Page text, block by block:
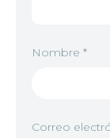
Nombre *
Correo